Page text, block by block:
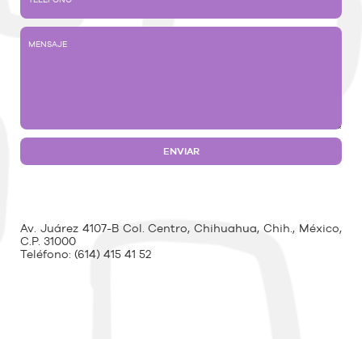
Av. Juárez 4107-B Col. Centro, Chihuahua, Chih., México,
C.P. 31000
Teléfono: (614) 415 41 52